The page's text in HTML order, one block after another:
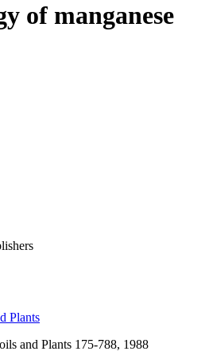
of manganese
Plants
and Plants 175-788, 1988